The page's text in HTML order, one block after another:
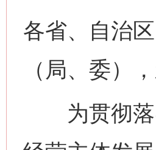
各省、自治
（局、委）
为贯彻落